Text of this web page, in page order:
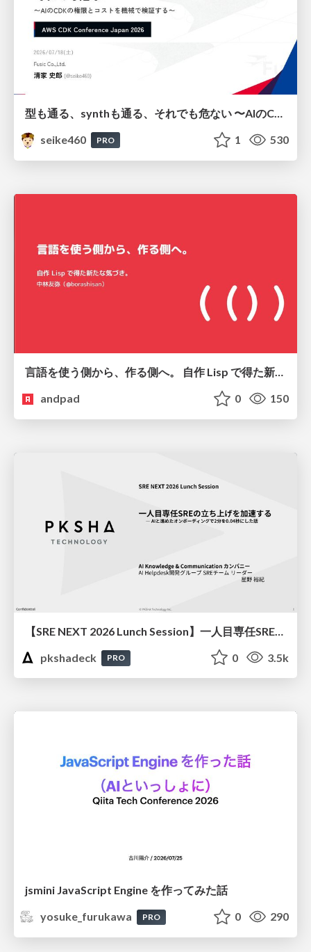
seike460
PRO 1 530
言語を使う側から、作る側へ。 自作 Lisp で得た新たな気づき。
andpad
0 150
pkshadeck
PRO 0 3.5k
jsmini JavaScript Engine を作ってみた話
yosuke_furukawa
PRO 0 290